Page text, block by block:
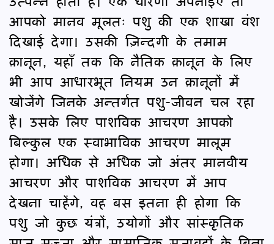
आपको मानव मूलतः पशु की एक शाखा वंश
दिखाई देगा। उसकी ज़िन्दगी के तमाम
क़ानून, यहाँ तक कि नैतिक क़ानून के लिए
भी आप आधारभूत नियम उन क़ानूनों में
खोजेंगे जिनके अन्तर्गत पशु-जीवन चल रहा
है। उसके लिए पाशविक आचरण आपको
बिल्कुल एक स्वाभाविक आचरण मालूम
होगा। अधिक से अधिक जो अंतर मानवीय
आचरण और पाशविक आचरण में आप
देखना चाहेंगे, वह बस इतना ही होगा कि
पशु जो कुछ यंत्रों, उयोगों और सांस्कृतिक